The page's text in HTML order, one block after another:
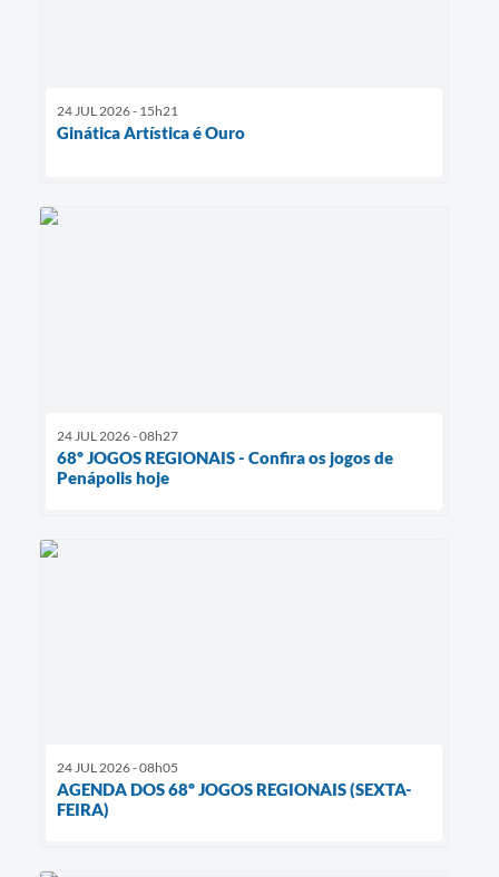
24 JUL 2026 - 15h21
Ginática Artística é Ouro
24 JUL 2026 - 08h27
68º JOGOS REGIONAIS - Confira os jogos de
Penápolis hoje
24 JUL 2026 - 08h05
AGENDA DOS 68º JOGOS REGIONAIS (SEXTA-
FEIRA)